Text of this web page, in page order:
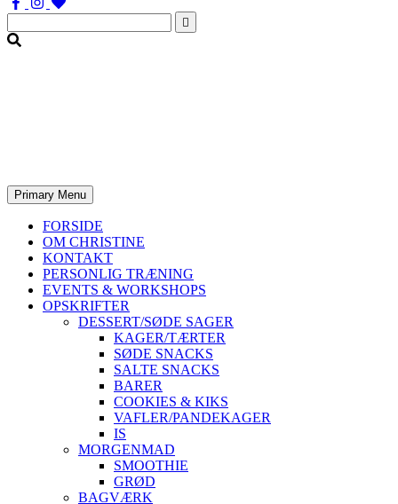
Søg
efter:
Primary Menu
FORSIDE
OM CHRISTINE
KONTAKT
PERSONLIG TRÆNING
EVENTS & WORKSHOPS
OPSKRIFTER
DESSERT/SØDE SAGER
KAGER/TÆRTER
SØDE SNACKS
SALTE SNACKS
BARER
COOKIES & KIKS
VAFLER/PANDEKAGER
IS
MORGENMAD
SMOOTHIE
GRØD
BAGVÆRK